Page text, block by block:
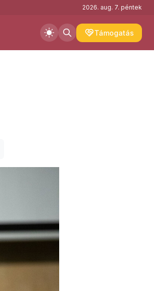
2026. aug. 7. péntek
Támogatás